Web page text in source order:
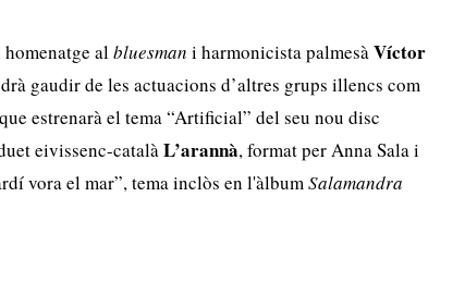
homenatge albluesman i harmonicista palmesàVíctor
gaudir de les actuacions d’altres grups illencs com
estrenarà el tema “Artificial” del seu nou disc
eivissenc-catalàL’arannà, format per Anna Sala i
vora el mar”, tema inclòs en l'àlbumSalamandra